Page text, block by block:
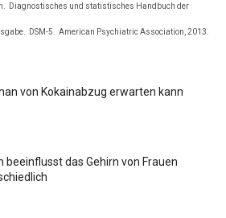
Diagnostisches und statistisches Handbuch der
DSM-5. American Psychiatric Association, 2013.
von Kokainabzug erwarten kann
beeinflusst das Gehirn von Frauen